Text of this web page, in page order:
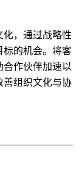
，通过战略性
标的机会。将客
合作伙伴加速以
善组织文化与协